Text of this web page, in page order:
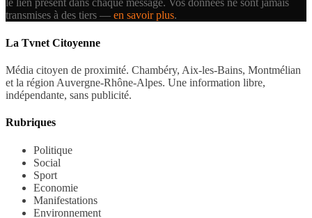
le lien présent dans chaque message. Vos données ne sont jamais
transmises à des tiers — en savoir plus.
La Tvnet Citoyenne
Média citoyen de proximité. Chambéry, Aix-les-Bains, Montmélian
et la région Auvergne-Rhône-Alpes. Une information libre,
indépendante, sans publicité.
Rubriques
Politique
Social
Sport
Economie
Manifestations
Environnement